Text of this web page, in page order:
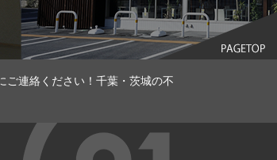
ご連絡ください！千葉・茨城の不